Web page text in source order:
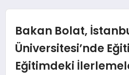
GÜNDEM
MAGAZIN
Bakan Bolat,
Üniversitesi’nde
Eğitimdeki